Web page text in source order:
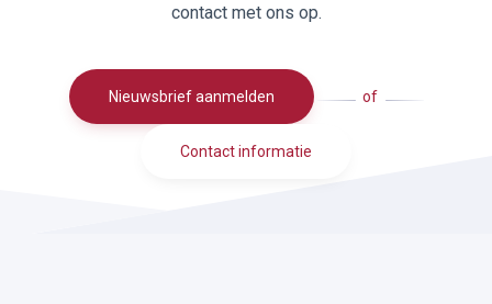
contact met ons op.
Nieuwsbrief aanmelden of
Contact informatie